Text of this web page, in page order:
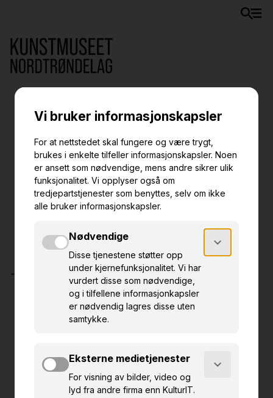
Formidling og
verksted
Ingress
- Ingen treff -